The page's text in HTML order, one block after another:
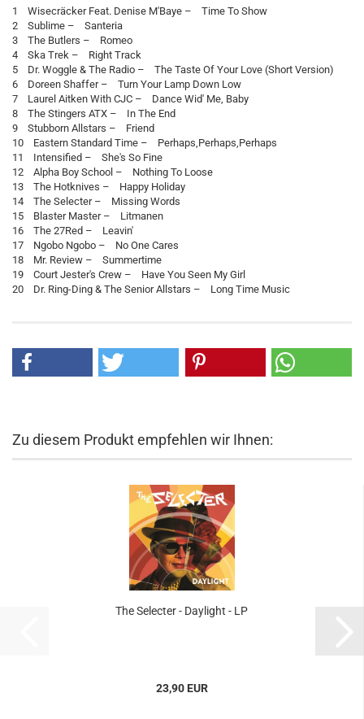
1 Wisecräcker Feat. Denise M'Baye – Time To Show
2 Sublime – Santeria
3 The Butlers – Romeo
4 Ska Trek – Right Track
5 Dr. Woggle & The Radio – The Taste Of Your Love (Short Version)
6 Doreen Shaffer – Turn Your Lamp Down Low
7 Laurel Aitken With CJC – Dance Wid' Me, Baby
8 The Stingers ATX – In The End
9 Stubborn Allstars – Friend
10 Eastern Standard Time – Perhaps,Perhaps,Perhaps
11 Intensified – She's So Fine
12 Alpha Boy School – Nothing To Loose
13 The Hotknives – Happy Holiday
14 The Selecter – Missing Words
15 Blaster Master – Litmanen
16 The 27Red – Leavin'
17 Ngobo Ngobo – No One Cares
18 Mr. Review – Summertime
19 Court Jester's Crew – Have You Seen My Girl
20 Dr. Ring-Ding & The Senior Allstars – Long Time Music
Zu diesem Produkt empfehlen wir Ihnen:
The Selecter - Daylight - LP
23,90 EUR